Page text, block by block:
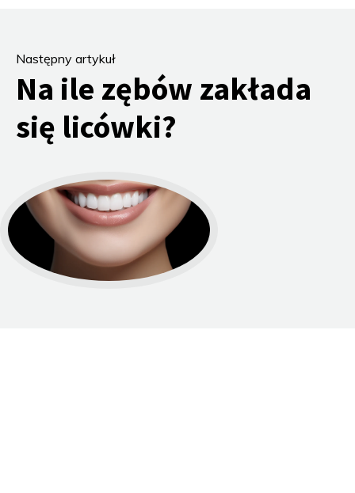
Następny artykuł
Na ile zębów zakłada
się licówki?